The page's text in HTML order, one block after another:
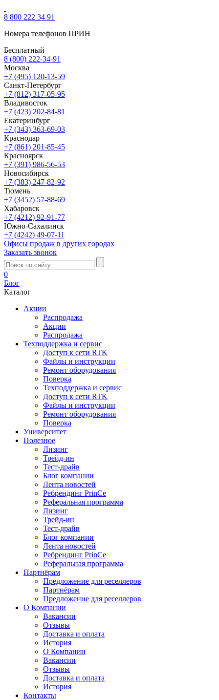
8 800 222 34 91
Номера телефонов ПРИН
Бесплатный
8 (800) 222-34-91
Москва
+7 (495) 120-13-59
Санкт-Петербург
+7 (812) 317-05-95
Владивосток
+7 (423) 202-84-81
Екатеринбург
+7 (343) 363-69-03
Краснодар
+7 (861) 201-85-45
Красноярск
+7 (391) 986-56-53
Новосибирск
+7 (383) 247-82-92
Тюмень
+7 (3452) 57-88-69
Хабаровск
+7 (4212) 92-91-77
Южно-Сахалинск
+7 (4242) 49-07-11
Офисы продаж в других городах
Заказать звонок
0
Блог
Каталог
Акции
Распродажа
Акции
Распродажа
Техподдержка и сервис
Доступ к сети RTK
Файлы и инструкции
Ремонт оборудования
Поверка
Техподдержка и сервис
Доступ к сети RTK
Файлы и инструкции
Ремонт оборудования
Поверка
Университет
Полезное
Лизинг
Трейд-ин
Тест-драйв
Блог компании
Лента новостей
Ребрендинг PrinCe
Реферальная программа
Лизинг
Трейд-ин
Тест-драйв
Блог компании
Лента новостей
Ребрендинг PrinCe
Реферальная программа
Партнёрам
Предложение для реселлеров
Партнёрам
Предложение для реселлеров
О Компании
Вакансии
Отзывы
Доставка и оплата
История
О Компании
Вакансии
Отзывы
Доставка и оплата
История
Контакты